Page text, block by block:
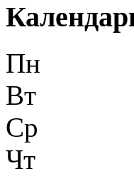
Пн
Вт
Ср
Чт